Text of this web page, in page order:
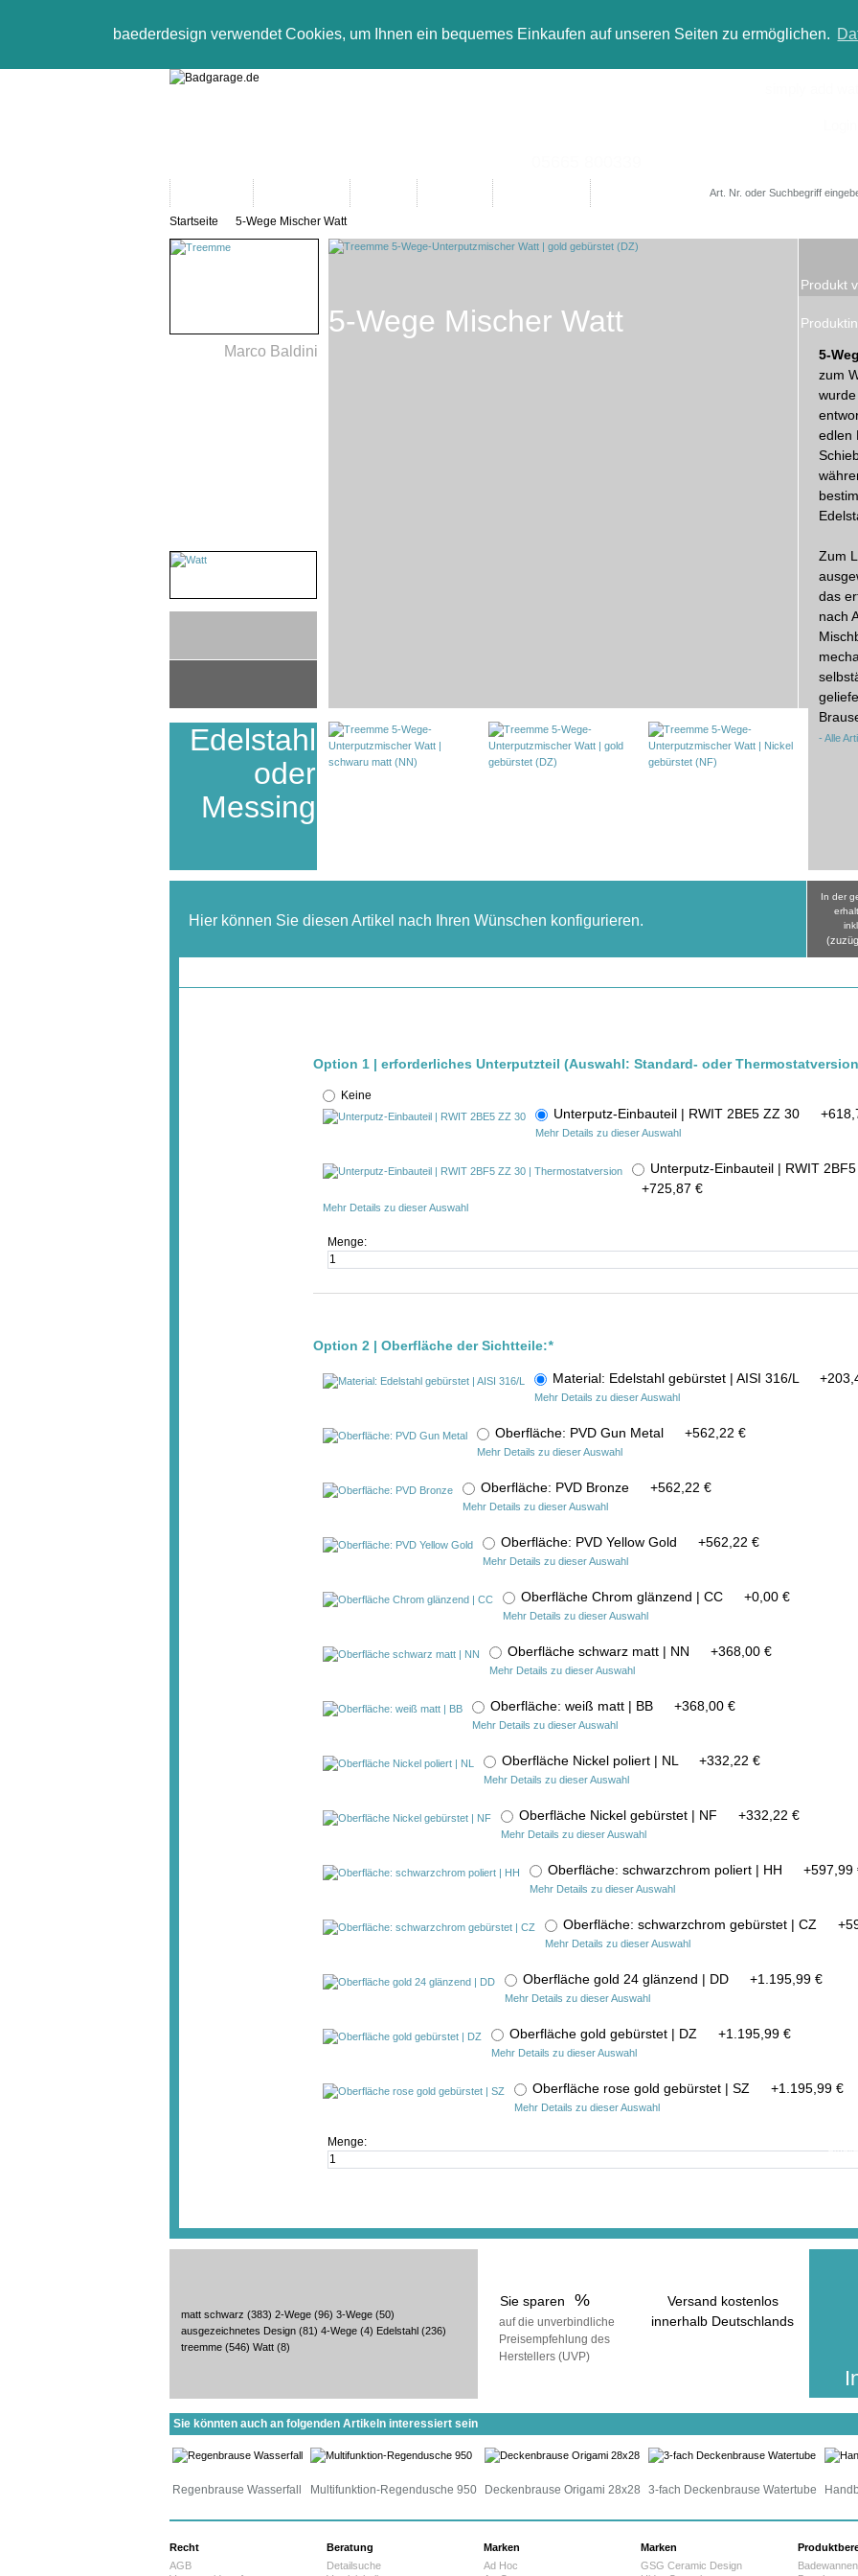
baederdesign verwendet Cookies, um Ihnen ein bequemes Einkaufen auf unseren Seiten zu ermöglichen.
Startseite 5-Wege Mischer Watt
Marco Baldini
Edelstahl
oder
Messing
5-Wege Mischer Watt
Produkt
5-
zum
edlen
Zum
das
nach
- Alle
Hier können Sie diesen Artikel nach Ihren Wünschen konfigurieren.
In der
Option 1 | erforderliches Unterputzteil (Auswahl: Standard- oder
Keine
Unterputz-Einbauteil | RWIT 2BE5 ZZ 30 +
Mehr Details zu dieser Auswahl
Unterputz-Einbauteil | RWIT
+725,87 €
Mehr Details zu dieser Auswahl
Menge:
Option 2 | Oberfläche der Sichtteile:*
Material: Edelstahl gebürstet | AISI 316/L +
Mehr Details zu dieser Auswahl
Oberfläche: PVD Gun Metal +562,22 €
Mehr Details zu dieser Auswahl
Oberfläche: PVD Bronze +562,22 €
Mehr Details zu dieser Auswahl
Oberfläche: PVD Yellow Gold +562,22 €
Mehr Details zu dieser Auswahl
Oberfläche Chrom glänzend | CC +0,00 €
Mehr Details zu dieser Auswahl
Oberfläche schwarz matt | NN +368,00 €
Mehr Details zu dieser Auswahl
Oberfläche: weiß matt | BB +368,00 €
Mehr Details zu dieser Auswahl
Oberfläche Nickel poliert | NL +332,22 €
Mehr Details zu dieser Auswahl
Oberfläche Nickel gebürstet | NF +332,22 €
Mehr Details zu dieser Auswahl
Oberfläche: schwarzchrom poliert | HH +597,99
Mehr Details zu dieser Auswahl
Oberfläche: schwarzchrom gebürstet | CZ +
Mehr Details zu dieser Auswahl
Oberfläche gold 24 glänzend | DD +1.195,99 €
Mehr Details zu dieser Auswahl
Oberfläche gold gebürstet | DZ +1.195,99 €
Mehr Details zu dieser Auswahl
Oberfläche rose gold gebürstet | SZ +1.195,99 €
Mehr Details zu dieser Auswahl
Menge:
Sie sparen %
auf die unverbindliche
Preisempfehlung des
Herstellers (UVP)
Versand kostenlos
innerhalb Deutschlands
matt schwarz (383) 2-Wege (96) 3-Wege (50)
ausgezeichnetes Design (81) 4-Wege (4) Edelstahl (236)
treemme (546) Watt (8)
Sie könnten auch an folgenden Artikeln interessiert sein
Regenbrause Wasserfall Multifunktion-Regendusche 950 Deckenbrause Origami 28x28 3-fach Deckenbrause Watertube
Recht
AGB
Beratung
Detailsuche
Marken
Ad Hoc
Marken
GSG Ceramic Design
Badewannen